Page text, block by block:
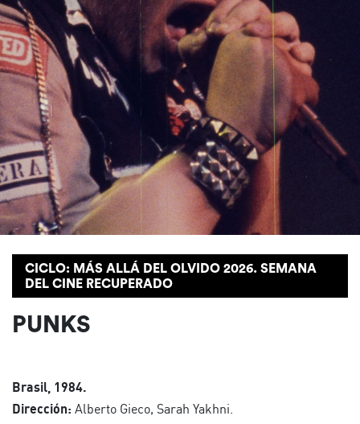
CICLO: MÁS ALLÁ DEL OLVIDO 2026. SEMANA
DEL CINE RECUPERADO
PUNKS
Brasil, 1984.
Dirección: Alberto Gieco, Sarah Yakhni.